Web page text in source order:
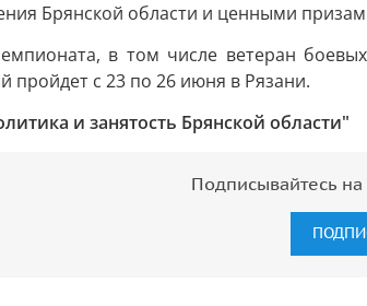
Брянской области и ценными
в том числе ветеран
с 23 по 26 июня в Рязани.
и занятость Брянской области"
Подписывайтесь